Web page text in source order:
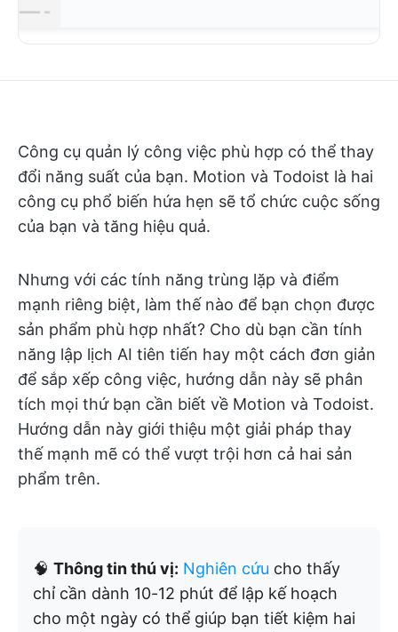
Công cụ quản lý công việc phù hợp có thể thay
đổi năng suất của bạn. Motion và Todoist là hai
công cụ phổ biến hứa hẹn sẽ tổ chức cuộc sống
của bạn và tăng hiệu quả.
Nhưng với các tính năng trùng lặp và điểm
mạnh riêng biệt, làm thế nào để bạn chọn được
sản phẩm phù hợp nhất? Cho dù bạn cần tính
năng lập lịch AI tiên tiến hay một cách đơn giản
để sắp xếp công việc, hướng dẫn này sẽ phân
tích mọi thứ bạn cần biết về Motion và Todoist.
Hướng dẫn này giới thiệu một giải pháp thay
thế mạnh mẽ có thể vượt trội hơn cả hai sản
phẩm trên.
🧠 Thông tin thú vị: Nghiên cứu cho thấy
chỉ cần dành 10-12 phút để lập kế hoạch
cho một ngày có thể giúp bạn tiết kiệm hai